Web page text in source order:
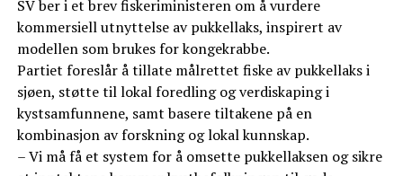
SV ber i et brev fiskeriministeren om å vurdere
kommersiell utnyttelse av pukkellaks, inspirert av
modellen som brukes for kongekrabbe.
Partiet foreslår å tillate målrettet fiske av pukkellaks i
sjøen, støtte til lokal foredling og verdiskaping i
kystsamfunnene, samt basere tiltakene på en
kombinasjon av forskning og lokal kunnskap.
– Vi må få et system for å omsette pukkellaksen og sikre